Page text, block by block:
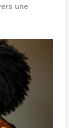
une